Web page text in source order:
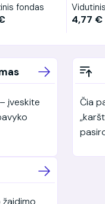
fondas
4,77 €
įveskite
Čia